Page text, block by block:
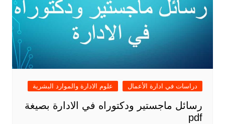
دراسات في ادارة الأعمال علوم الادارة والموارد البشرية
رسائل ماجستير ودكتوراه في الادارة بصيغة
pdf